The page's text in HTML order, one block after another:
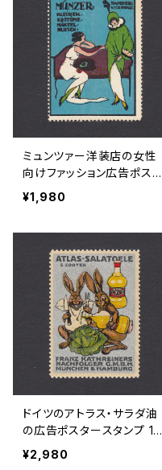
ミュンツァー洋装店の女性
向けファッション広告ポスタ
ースタンプ 1920年頃
¥1,980
ドイツのアトラス・サラダ油
の広告ポスタースタンプ 19
20年代
¥2,980